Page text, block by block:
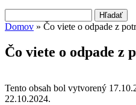
Vyhľadávanie
Nachádzate sa tu
Domov » Čo viete o odpade z
Čo viete o odpade z
Tento obsah bol vytvorený
22.10.2024.